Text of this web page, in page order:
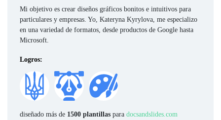
Mi objetivo es crear diseños gráficos bonitos e intuitivos para
particulares y empresas. Yo, Kateryna Kyrylova, me especializo
en una variedad de formatos, desde productos de Google hasta
Microsoft.
Logros:
diseñado más de 1500 plantillas para docsandslides.com